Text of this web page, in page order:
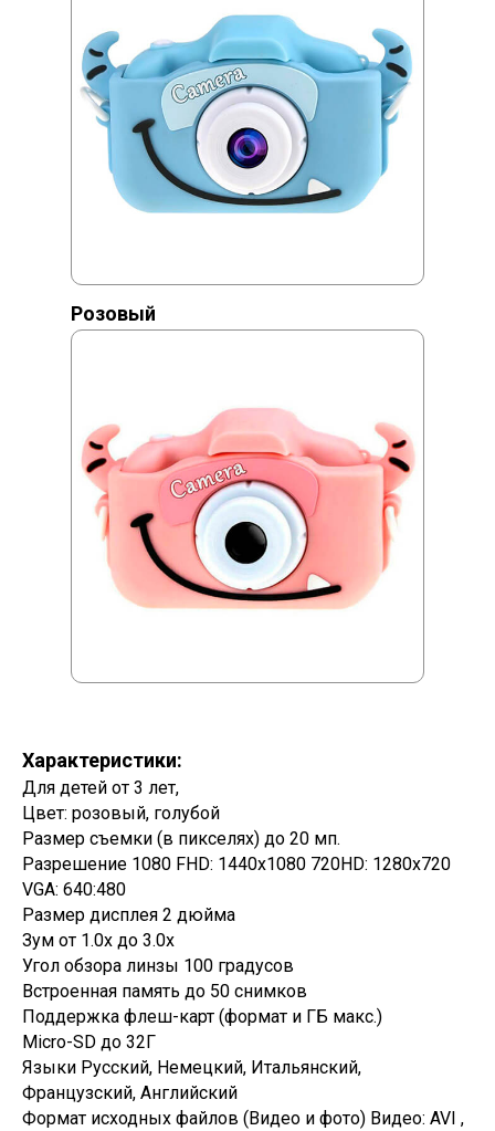
Розовый
Характеристики:
Для детей от 3 лет,
Цвет: розовый, голубой
Размер съемки (в пикселях) до 20 мп.
Разрешение 1080 FHD: 1440х1080 720HD: 1280х720
VGA: 640:480
Размер дисплея 2 дюйма
Зум от 1.0x до 3.0x
Угол обзора линзы 100 градусов
Встроенная память до 50 снимков
Поддержка флеш-карт (формат и ГБ макс.)
Micro-SD до 32Г
Языки Русский, Немецкий, Итальянский,
Французский, Английский
Формат исходных файлов (Видео и фото) Видео: AVI ,